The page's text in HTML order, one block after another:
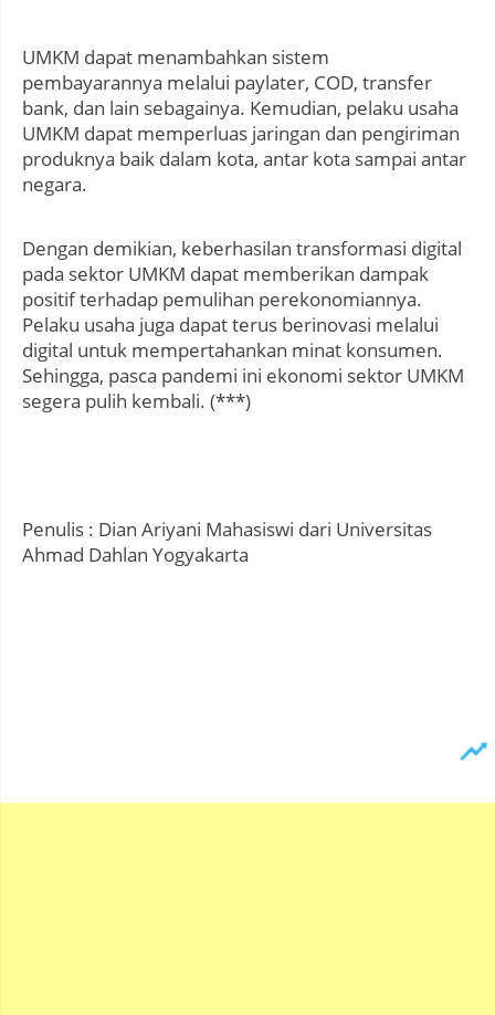
UMKM dapat menambahkan sistem
pembayarannya melalui paylater, COD, transfer
bank, dan lain sebagainya. Kemudian, pelaku usaha
UMKM dapat memperluas jaringan dan pengiriman
produknya baik dalam kota, antar kota sampai antar
negara.
Dengan demikian, keberhasilan transformasi digital
pada sektor UMKM dapat memberikan dampak
positif terhadap pemulihan perekonomiannya.
Pelaku usaha juga dapat terus berinovasi melalui
digital untuk mempertahankan minat konsumen.
Sehingga, pasca pandemi ini ekonomi sektor UMKM
segera pulih kembali. (***)
Penulis : Dian Ariyani Mahasiswi dari Universitas
Ahmad Dahlan Yogyakarta